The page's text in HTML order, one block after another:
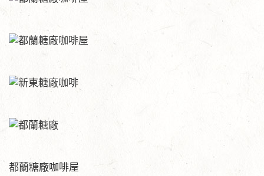
都蘭糖廠咖啡屋